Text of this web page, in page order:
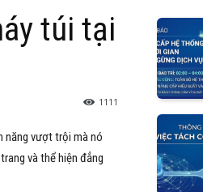
túi tại
1111
năng vượt trội mà nó
và thể hiện đẳng